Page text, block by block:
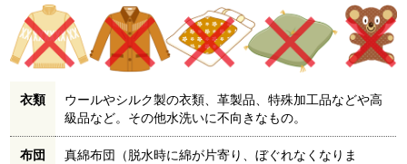
衣類
ウールやシルク製の衣類、革製品、特殊加工品などや高
級品など。その他水洗いに不向きなもの。
布団
真綿布団（脱水時に綿が片寄り、ぼぐれなくなりま